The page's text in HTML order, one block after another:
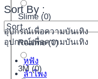
อุปกรณ์เพื่อความบันเทิง
อุปกรณ์เพื่อความบันเทิง
หูฟัง
ลำโพง
Slime (0)
Realme (0)
3M (0)
Sort By :